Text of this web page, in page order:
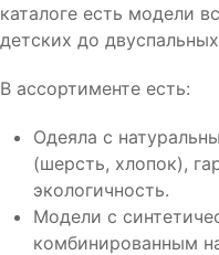
каталоге есть модели
детских до
В ассортименте есть:
Одеяла с
(шерсть, хлопок),
экологичность.
Модели с
комбинированным